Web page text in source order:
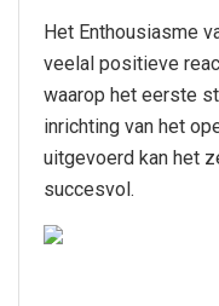
Het Enthousiasme
veelal positieve
waarop het eerste
inrichting van het
uitgevoerd kan het
succesvol.